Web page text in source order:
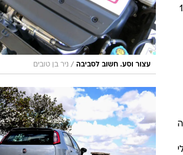
עצור וסע. חשוב לסביבה / ניר בן טובים
מ-10